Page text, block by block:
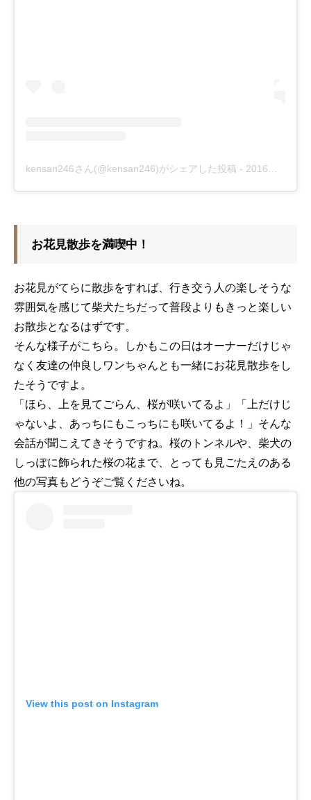
kensan246さん(@kensan246)がシェアした投稿 - 2016年 2月月26日午後8時06分PST
お花見散歩を満喫中！
お花見がてらに散歩をすれば、行き交う人の楽しそうな
雰囲気を感じて柴犬たちだって普段よりもきっと楽しい
お散歩となるはずです。
そんな様子がこちら。しかもこの日はオーナーだけじゃ
なく友達の仲良しワンちゃんとも一緒にお花見散歩をし
たそうですよ。
「ほら、上を見てごらん、桜が咲いてるよ」「上だけじ
ゃないよ、あっちにもこっちにも咲いてるよ！」そんな
会話が聞こえてきそうですね。桜のトンネルや、柴犬の
しっぽに飾られた桜の花まで、とっても見ごたえのある
他の写真もどうぞご覧くださいね。
View this post on Instagram